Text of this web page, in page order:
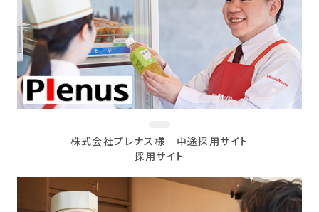
株式会社プレナス様 中途採用サイト
採用サイト